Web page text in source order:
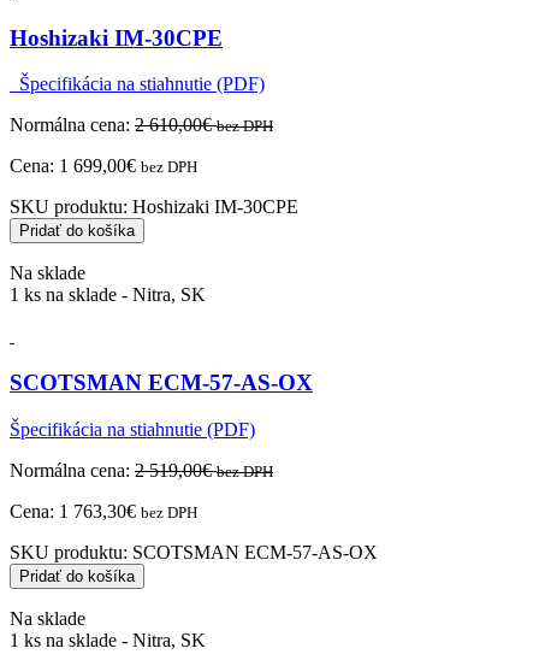
Hoshizaki IM-30CPE
Špecifikácia na stiahnutie (PDF)
Normálna cena: 2 610,00€ bez DPH
Cena: 1 699,00€ bez DPH
SKU produktu: Hoshizaki IM-30CPE
Pridať do košíka
Na sklade
1 ks na sklade - Nitra, SK
SCOTSMAN ECM-57-AS-OX
Špecifikácia na stiahnutie (PDF)
Normálna cena: 2 519,00€ bez DPH
Cena: 1 763,30€ bez DPH
SKU produktu: SCOTSMAN ECM-57-AS-OX
Pridať do košíka
Na sklade
1 ks na sklade - Nitra, SK